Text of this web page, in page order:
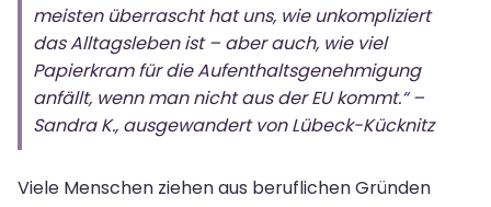
meisten überrascht hat uns, wie unkompliziert
das Alltagsleben ist – aber auch, wie viel
Papierkram für die Aufenthaltsgenehmigung
anfällt, wenn man nicht aus der EU kommt.“ –
Sandra K., ausgewandert von Lübeck-Kücknitz
Viele Menschen ziehen aus beruflichen Gründen